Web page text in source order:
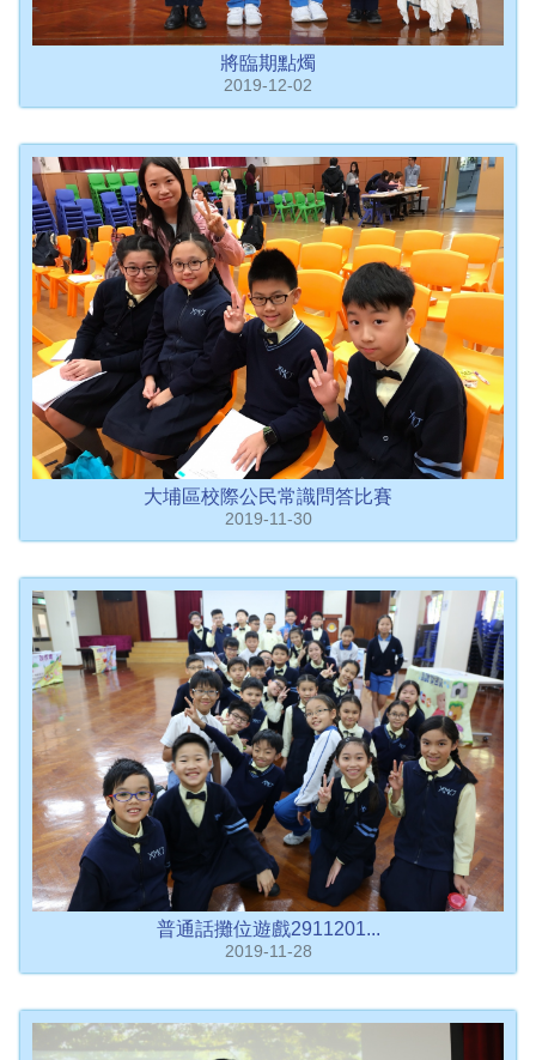
將臨期點燭
2019-12-02
大埔區校際公民常識問答比賽
2019-11-30
普通話攤位遊戲2911201...
2019-11-28